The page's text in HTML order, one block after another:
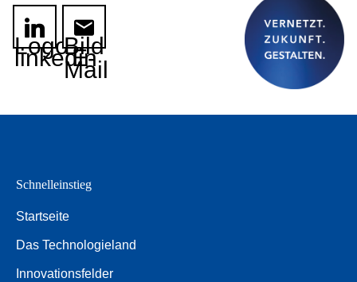
Logo
linkedin
Bild
E-
Mail
Schnelleinstieg
Startseite
Das Technologieland
Innovationsfelder